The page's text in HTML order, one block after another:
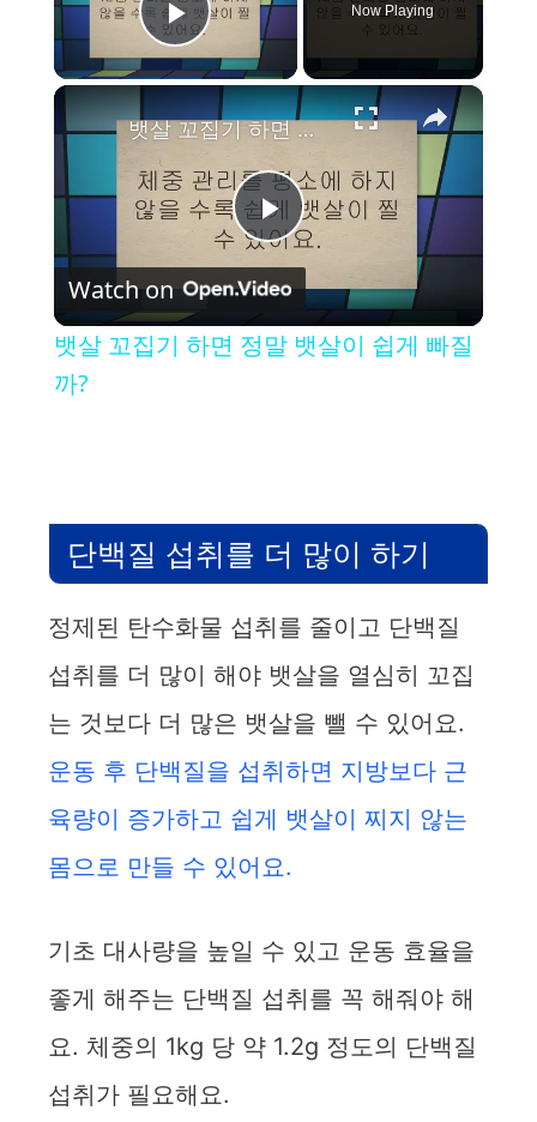
Play Video
Now Playing
×
P
V
d
e
o
뱃살 꼬집기 하면 정말 뱃살이 쉽게 빠질까?
Watch on
뱃살 꼬집기 하면 정말 뱃살이 쉽게 빠질
까?
단백질 섭취를 더 많이 하기
정제된 탄수화물 섭취를 줄이고 단백질
섭취를 더 많이 해야 뱃살을 열심히 꼬집
는 것보다 더 많은 뱃살을 뺄 수 있어요.
운동 후 단백질을 섭취하면 지방보다 근
육량이 증가하고 쉽게 뱃살이 찌지 않는
몸으로 만들 수 있어요.
기초 대사량을 높일 수 있고 운동 효율을
좋게 해주는 단백질 섭취를 꼭 해줘야 해
요. 체중의 1kg 당 약 1.2g 정도의 단백질
섭취가 필요해요.